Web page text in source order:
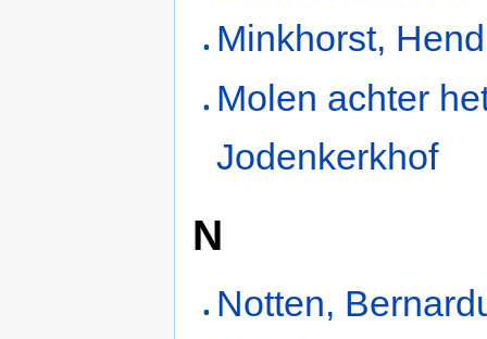
Minkhorst,
Molen achter
Jodenkerkhof
N
Notten,